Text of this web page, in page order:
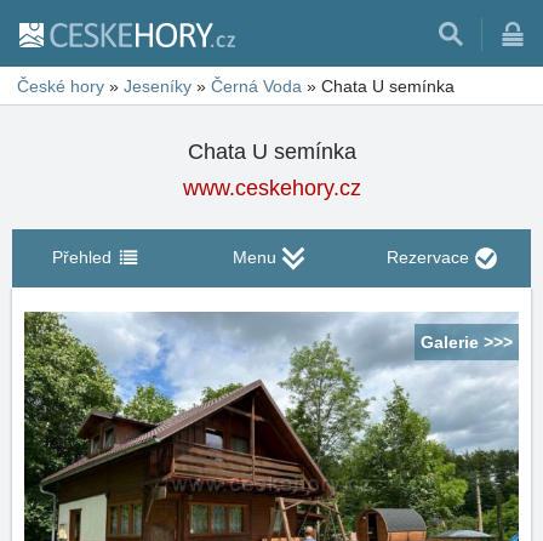
České hory » Jeseníky » Černá Voda » Chata U semínka
Chata U semínka
www.ceskehory.cz
Přehled Menu Rezervace
Galerie >>>